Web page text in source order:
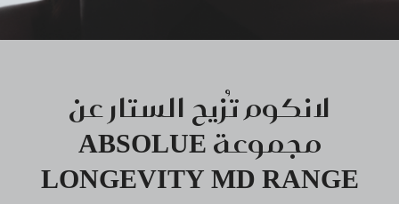
لانكوم تُزيح الستار عن
مجموعة ABSOLUE
LONGEVITY MD RANGE